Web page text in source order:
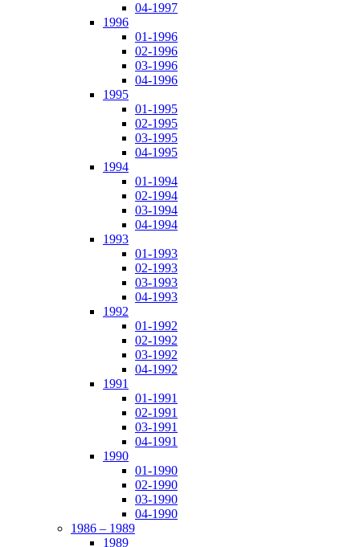
04-1997
1996
01-1996
02-1996
03-1996
04-1996
1995
01-1995
02-1995
03-1995
04-1995
1994
01-1994
02-1994
03-1994
04-1994
1993
01-1993
02-1993
03-1993
04-1993
1992
01-1992
02-1992
03-1992
04-1992
1991
01-1991
02-1991
03-1991
04-1991
1990
01-1990
02-1990
03-1990
04-1990
1986 – 1989
1989